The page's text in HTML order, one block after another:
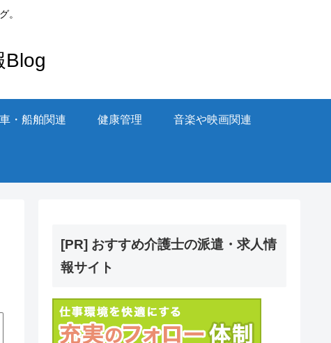
。
Blog
・船舶関連 健康管理 音楽や映画関連
[PR] おすすめ介護士の派遣・求人情
報サイト